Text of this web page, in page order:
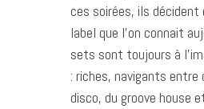
ces soirées, ils décident
label que l’on connait
sets sont toujours à
: riches, navigants entre
disco, du groove house